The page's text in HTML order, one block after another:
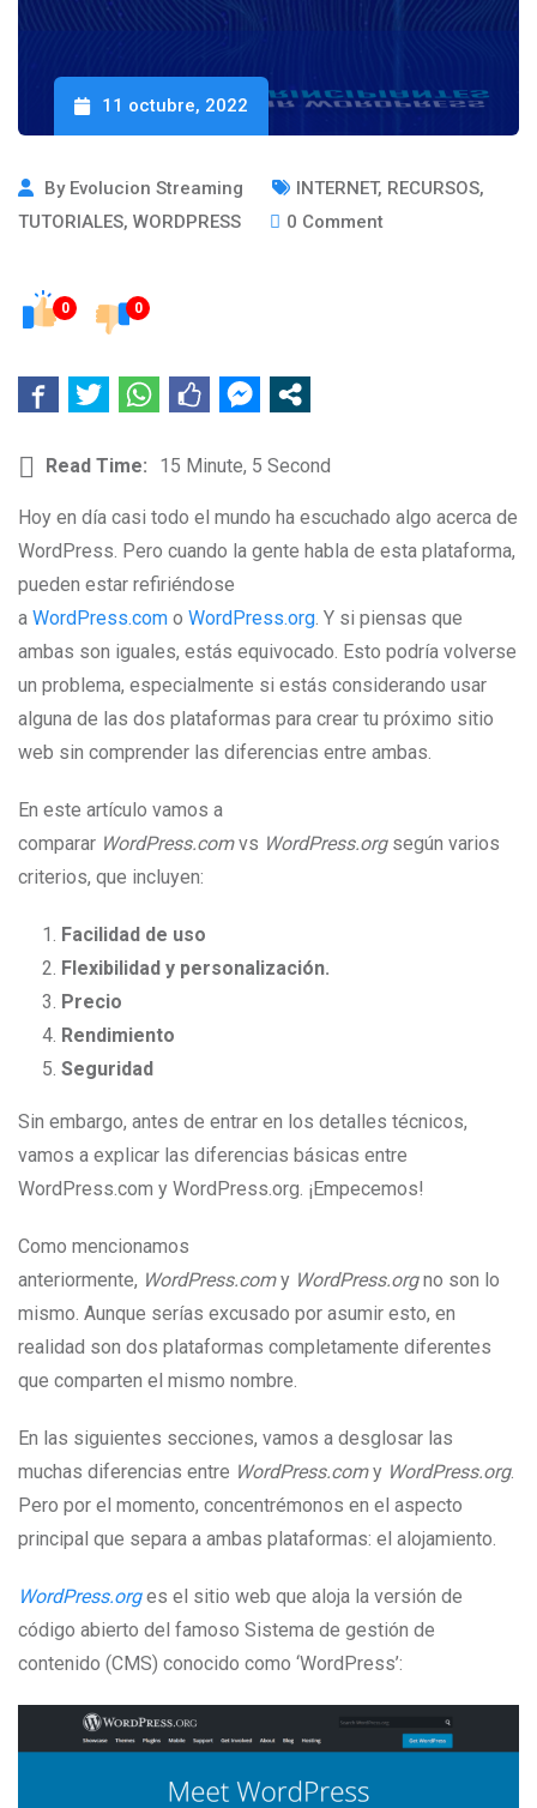
11 octubre, 2022
By Evolucion Streaming INTERNET, RECURSOS,
TUTORIALES, WORDPRESS 0 Comment
0 0
Read Time: 15 Minute, 5 Second
Hoy en día casi todo el mundo ha escuchado algo acerca de
WordPress. Pero cuando la gente habla de esta plataforma,
pueden estar refiriéndose
a WordPress.com o WordPress.org . Y si piensas que
ambas son iguales, estás equivocado. Esto podría volverse
un problema, especialmente si estás considerando usar
alguna de las dos plataformas para crear tu próximo sitio
web sin comprender las diferencias entre ambas.
En este artículo vamos a
comparar WordPress.comvs WordPress.orgsegún varios
criterios, que incluyen:
Facilidad de uso
Flexibilidad y personalización.
Precio
Rendimiento
Seguridad
Sin embargo, antes de entrar en los detalles técnicos,
vamos a explicar las diferencias básicas entre
WordPress.com y WordPress.org. ¡Empecemos!
Como mencionamos
anteriormente, WordPress.comy WordPress.orgno son lo
mismo. Aunque serías excusado por asumir esto, en
realidad son dos plataformas completamente diferentes
que comparten el mismo nombre.
En las siguientes secciones, vamos a desglosar las
muchas diferencias entre WordPress.comy WordPress.org.
Pero por el momento, concentrémonos en el aspecto
principal que separa a ambas plataformas: el alojamiento.
WordPress.orges el sitio web que aloja la versión de
código abierto del famoso Sistema de gestión de
contenido (CMS) conocido como ‘WordPress’: